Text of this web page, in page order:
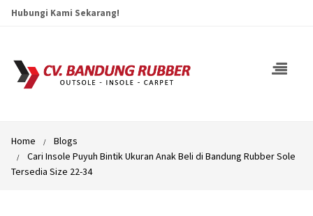
Hubungi Kami Sekarang!
Home
Blogs
Cari Insole Puyuh Bintik Ukuran Anak Beli di Bandung Rubber Sole
Tersedia Size 22-34